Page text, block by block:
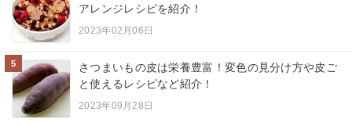
アレンジレシピを紹介！
2023年02月06日
5
さつまいもの皮は栄養豊富！変色の見分け方や皮ご
と使えるレシピなど紹介！
2023年09月28日